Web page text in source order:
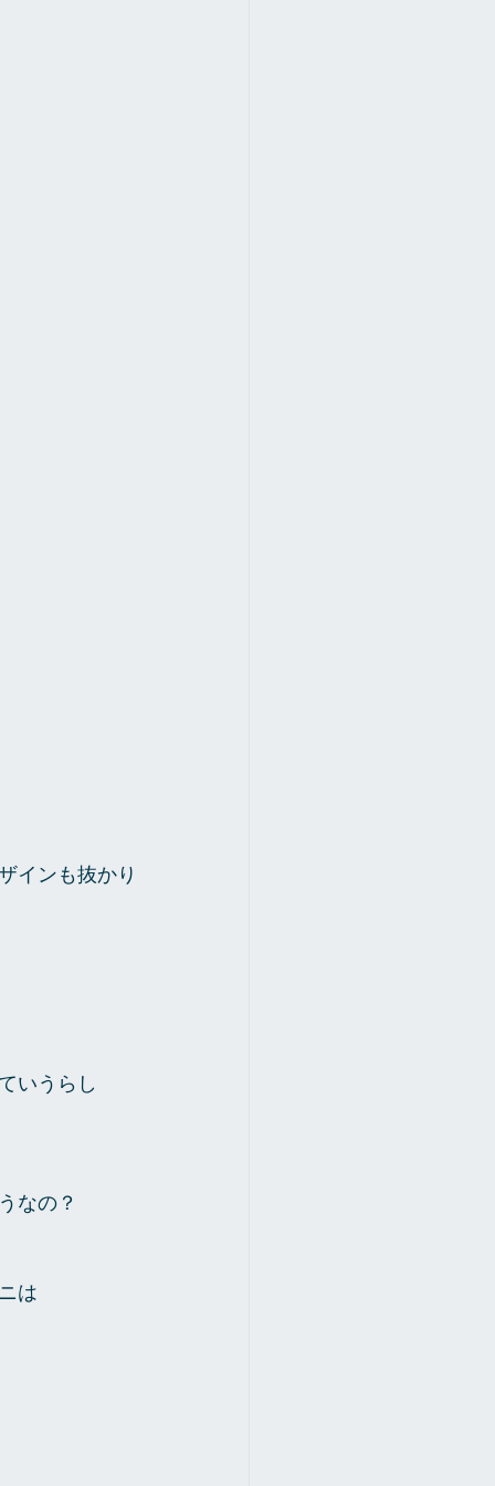
インも抜かり
いうらし
なの？
は